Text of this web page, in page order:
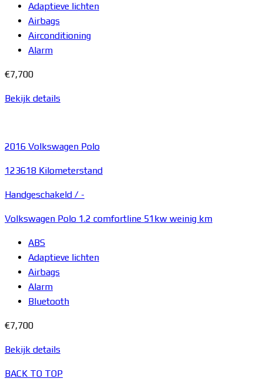
Adaptieve lichten
Airbags
Airconditioning
Alarm
€7,700
Bekijk details
2016 Volkswagen Polo
123618 Kilometerstand
Handgeschakeld / -
Volkswagen Polo 1.2 comfortline 51kw weinig km
ABS
Adaptieve lichten
Airbags
Alarm
Bluetooth
€7,700
Bekijk details
BACK TO TOP